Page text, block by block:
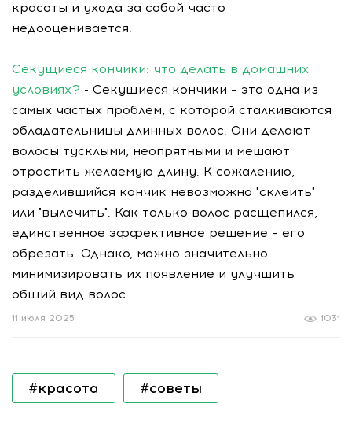
красоты и ухода за собой часто
недооценивается.
Секущиеся кончики: что делать в домашних
условиях? - Секущиеся кончики – это одна из
самых частых проблем, с которой сталкиваются
обладательницы длинных волос. Они делают
волосы тусклыми, неопрятными и мешают
отрастить желаемую длину. К сожалению,
разделившийся кончик невозможно "склеить"
или "вылечить". Как только волос расщепился,
единственное эффективное решение – его
обрезать. Однако, можно значительно
минимизировать их появление и улучшить
общий вид волос.
1031
11 июля 2025
#красота #советы